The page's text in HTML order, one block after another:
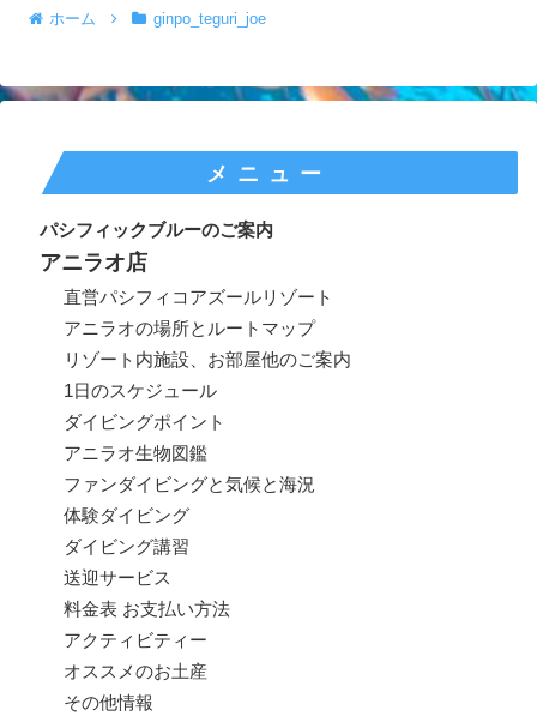
ホーム ginpo_teguri_joe
メニュー
パシフィックブルーのご案内
アニラオ店
直営パシフィコアズールリゾート
アニラオの場所とルートマップ
リゾート内施設、お部屋他のご案内
1日のスケジュール
ダイビングポイント
アニラオ生物図鑑
ファンダイビングと気候と海況
体験ダイビング
ダイビング講習
送迎サービス
料金表 お支払い方法
アクティビティー
オススメのお土産
その他情報